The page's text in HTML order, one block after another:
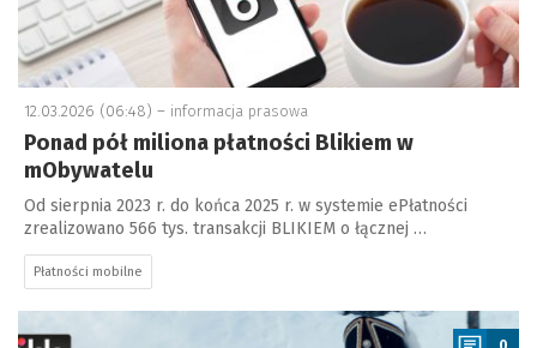
12.03.2026 (06:48) – informacja prasowa
Ponad pół miliona płatności Blikiem w
mObywatelu
Od sierpnia 2023 r. do końca 2025 r. w systemie ePłatności
zrealizowano 566 tys. transakcji BLIKIEM o łącznej …
Płatności mobilne
a